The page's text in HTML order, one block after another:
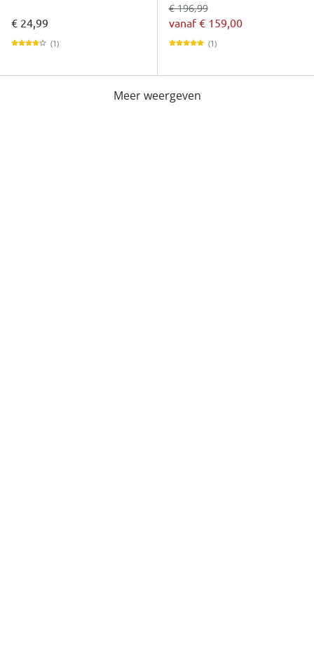
€ 24,99
(1)
€ 196,99
vanaf€ 159,00
(1)
Meer weergeven